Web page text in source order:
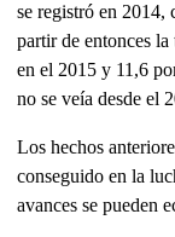
se registró en 2014,
partir de entonces
en el 2015 y 11,6
no se veía desde el
Los hechos
conseguido en la
avances se pueden